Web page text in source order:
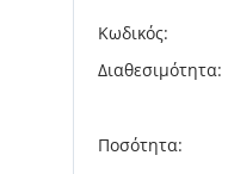
Κωδικός:
Διαθεσιμότητα:
Ποσότητα: